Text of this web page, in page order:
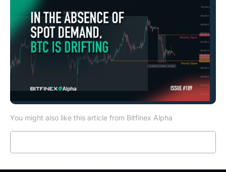
You might also like this article from Bitfinex Alpha